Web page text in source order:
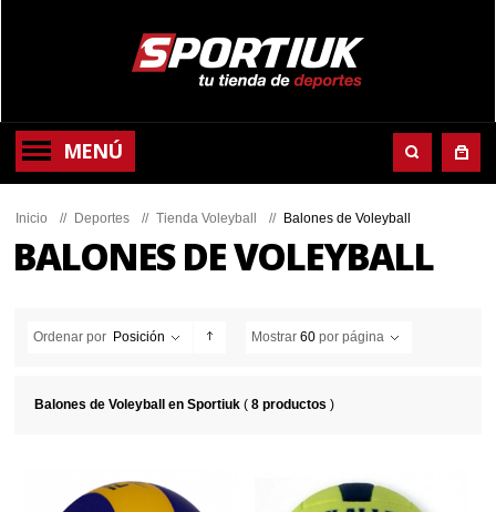
MENÚ
Inicio // Deportes // Tienda Voleyball // Balones de Voleyball
BALONES DE VOLEYBALL
Ordenar por Posición Mostrar 60 por página
Balones de Voleyball en Sportiuk (8 productos )